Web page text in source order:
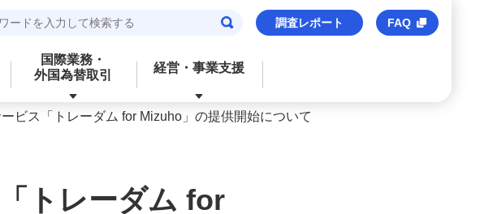
調査レポート FAQ
国際業務・
外国為替取引
経営・事業支援
法人口座
信用保証協会保証付貸出
M’s Palette
海外事業支援
る
事業承継・財務コンサルティング
ビス「トレーダム for Mizuho」の提供開始について
トレーダム for